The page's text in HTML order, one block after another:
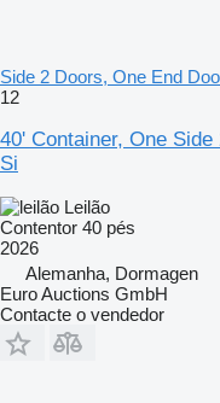
Side 2 Doors, One End
12
40' Container, One
Si
Leilão
Contentor 40 pés
2026
Alemanha, Dormagen
Euro Auctions GmbH
Contacte o vendedor